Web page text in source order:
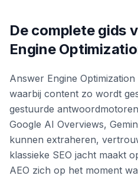
De complete gids
Engine
Answer Engine Optimization
waarbij content zo wordt
gestuurde
Google AI Overviews,
kunnen extraheren,
klassieke SEO jacht maakt
AEO zich op het moment